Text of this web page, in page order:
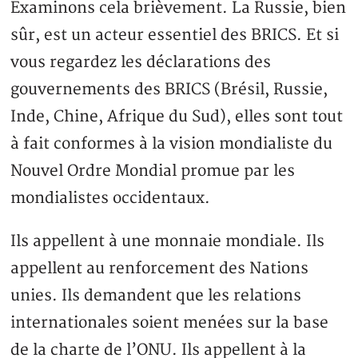
Examinons cela brièvement. La Russie, bien
sûr, est un acteur essentiel des BRICS. Et si
vous regardez les déclarations des
gouvernements des BRICS (Brésil, Russie,
Inde, Chine, Afrique du Sud), elles sont tout
à fait conformes à la vision mondialiste du
Nouvel Ordre Mondial promue par les
mondialistes occidentaux.
Ils appellent à une monnaie mondiale. Ils
appellent au renforcement des Nations
unies. Ils demandent que les relations
internationales soient menées sur la base
de la charte de l’ONU. Ils appellent à la